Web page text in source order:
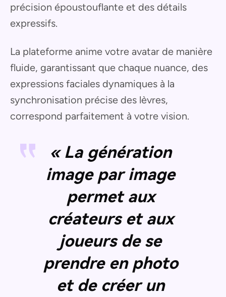
précision époustouflante et des détails
expressifs.
La plateforme anime votre avatar de manière
fluide, garantissant que chaque nuance, des
expressions faciales dynamiques à la
synchronisation précise des lèvres,
correspond parfaitement à votre vision.
« La génération
image par image
permet aux
créateurs et aux
joueurs de se
prendre en photo
et de créer un